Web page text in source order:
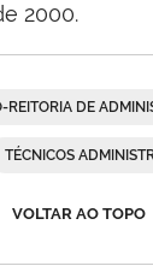
2000​.
REITORIA DE
TÉCNICOS
VOLTAR AO TOPO